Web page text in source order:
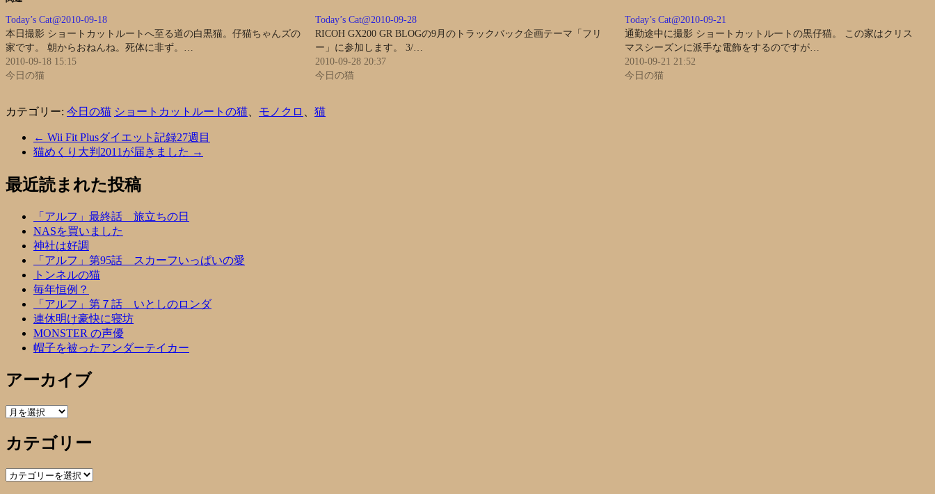
Today’s Cat@2010-09-18
本日撮影 ショートカットルートへ至る道の白黒猫。仔猫ちゃんズの
家です。 朝からおねんね。死体に非ず。…
2010-09-18 15:15
今日の猫
Today’s Cat@2010-09-28
RICOH GX200 GR BLOGの9月のトラックバック企画テーマ「フリ
ー」に参加します。 3/…
2010-09-28 20:37
今日の猫
Today’s Cat@2010-09-21
通勤途中に撮影 ショートカットルートの黒仔猫。 この家はクリス
マスシーズンに派手な電飾をするのですが…
2010-09-21 21:52
今日の猫
カテゴリー: 今日の猫 ショートカットルートの猫 モノクロ 猫
← Wii Fit Plusダイエット記録27週目
猫めくり大判2011が届きました →
最近読まれた投稿
「アルフ」最終話 旅立ちの日
NASを買いました
神社は好調
「アルフ」第95話 スカーフいっぱいの愛
トンネルの猫
毎年恒例？
「アルフ」第７話 いとしのロンダ
連休明け豪快に寝坊
MONSTER の声優
帽子を被ったアンダーテイカー
アーカイブ
ア
カ
イ
ブ
カテゴリー
カ